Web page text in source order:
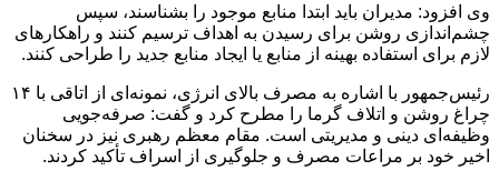
وی افزود: مدیران باید ابتدا منابع موجود را بشناسند، سپس
چشم‌اندازی روشن برای رسیدن به اهداف ترسیم کنند و راهکارهای
لازم برای استفاده بهینه از منابع یا ایجاد منابع جدید را طراحی کنند.
رئیس‌جمهور با اشاره به مصرف بالای انرژی، نمونه‌ای از اتاقی با ۱۴
چراغ روشن و اتلاف گرما را مطرح کرد و گفت: صرفه‌جویی
وظیفه‌ای دینی و مدیریتی است. مقام معظم رهبری نیز در سخنان
اخیر خود بر مراعات مصرف و جلوگیری از اسراف تأکید کردند.